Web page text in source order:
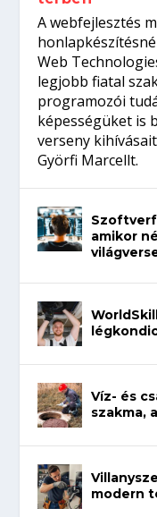
A webfejlesztés
Web
legjobb fiatal
programozói
képességüket is
verseny
Györfi Marcellt.
amikor
Víz- és
szakma,
modern